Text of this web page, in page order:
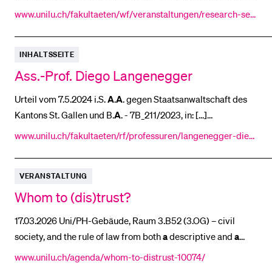
Times of Global Challenges Room: 3. A 05 Thu, Oct 7 Room:
aEuropean Union identity? Evidence from Russia’s invasion
in Ukraine Room: 3.
www.unilu.ch/fakultaeten/wf/veranstaltungen/research-se
INHALTSSEITE
Ass.-Prof. Diego Langenegger
Urteil vom 7.5.2024 i.S.A.A. gegen Staatsanwaltschaft des
Kantons St. Gallen und B.A. - 7B_211/2023, in: [...]
Langenegger Diego , Die Einvernahmepflicht nach Art. 352
Zürich gegen Pierin Vincenz, Beat Siegfried Stocker,A., B.,
C., D. und F. E. – 7B_347/2024 F. E. gegen
www.unilu.ch/fakultaeten/rf/professuren/langenegger-dieg
VERANSTALTUNG
Whom to (dis)trust?
17.03.2026 Uni/PH-Gebäude, Raum 3.B52 (3.OG) – civil
society, and the rule of law from bothadescriptive and a
normative perspective. The guiding observation [...] belongs
www.unilu.ch/agenda/whom-to-distrust-10074/
Vorlesungsverzeichnis
Bibliothek
Sportangebot
Menuplan Mensa
Anmeldung und Zulassung